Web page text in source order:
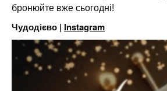
бронюйте вже сьогодні!
Чудодієво | Instagram